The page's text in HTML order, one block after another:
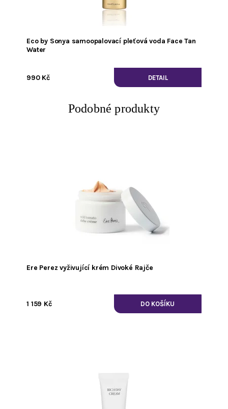
Eco by Sonya samoopalovací pleťová voda Face Tan
Water
990 Kč DETAIL
Podobné produkty
Ere Perez vyživující krém Divoké Rajče
1 159 Kč